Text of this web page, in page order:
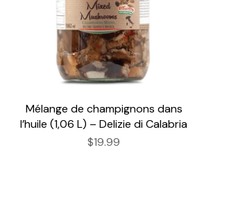
Mélange de champignons dans
l’huile (1,06 L) – Delizie di Calabria
$19.99